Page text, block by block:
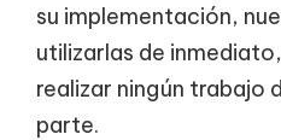
su implementación,
utilizarlas de
realizar ningún trabajo
parte.